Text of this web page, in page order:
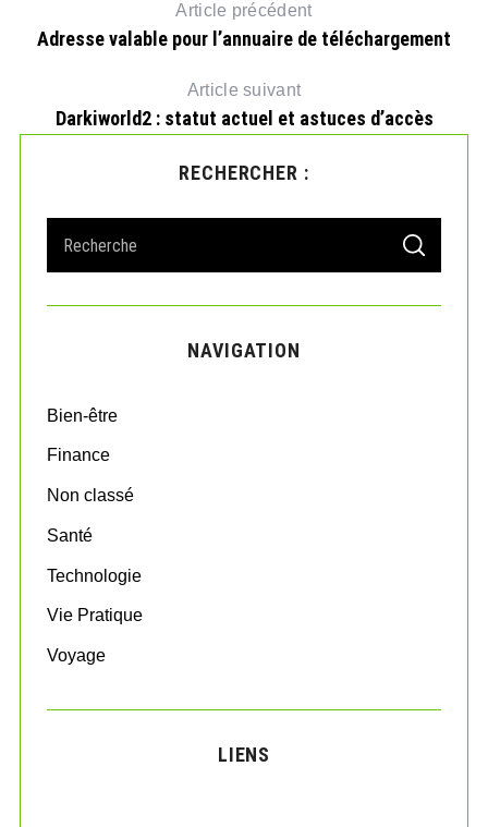
Article précédent
Adresse valable pour l’annuaire de téléchargement
Article suivant
Darkiworld2 : statut actuel et astuces d’accès
RECHERCHER :
a
r
o
:
S
A
C
NAVIGATION
Bien-être
Finance
Non classé
Santé
Technologie
Vie Pratique
Voyage
LIENS